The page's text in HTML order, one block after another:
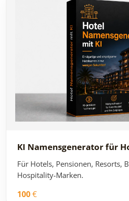
KI Namensgenerator für
Für Hotels, Pensionen, Resorts,
Hospitality-Marken.
100€